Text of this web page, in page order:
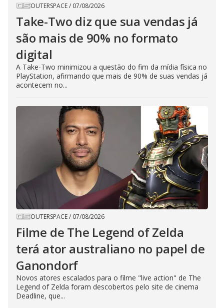
OUTERSPACE/ 07/08/2026
Take-Two diz que sua vendas já
são mais de 90% no formato
digital
A Take-Two minimizou a questão do fim da mídia física no
PlayStation, afirmando que mais de 90% de suas vendas já
acontecem no...
OUTERSPACE/ 07/08/2026
Filme de The Legend of Zelda
terá ator australiano no papel de
Ganondorf
Novos atores escalados para o filme "live action" de The
Legend of Zelda foram descobertos pelo site de cinema
Deadline, que...